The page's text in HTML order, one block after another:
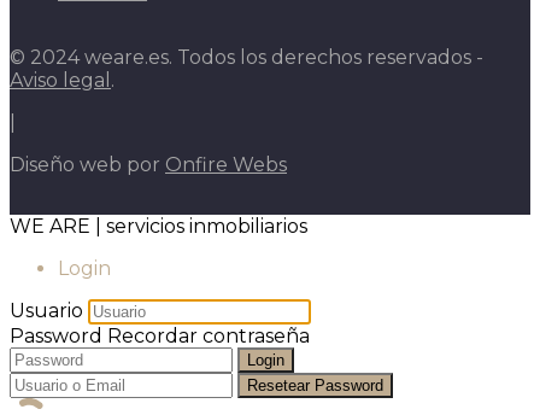
© 2024 weare.es. Todos los derechos reservados -
Aviso legal .
Diseño web por Onfire Webs
WE ARE | servicios inmobiliarios
Login
Usuario
Password Recordar contraseña
Login
Resetear Password